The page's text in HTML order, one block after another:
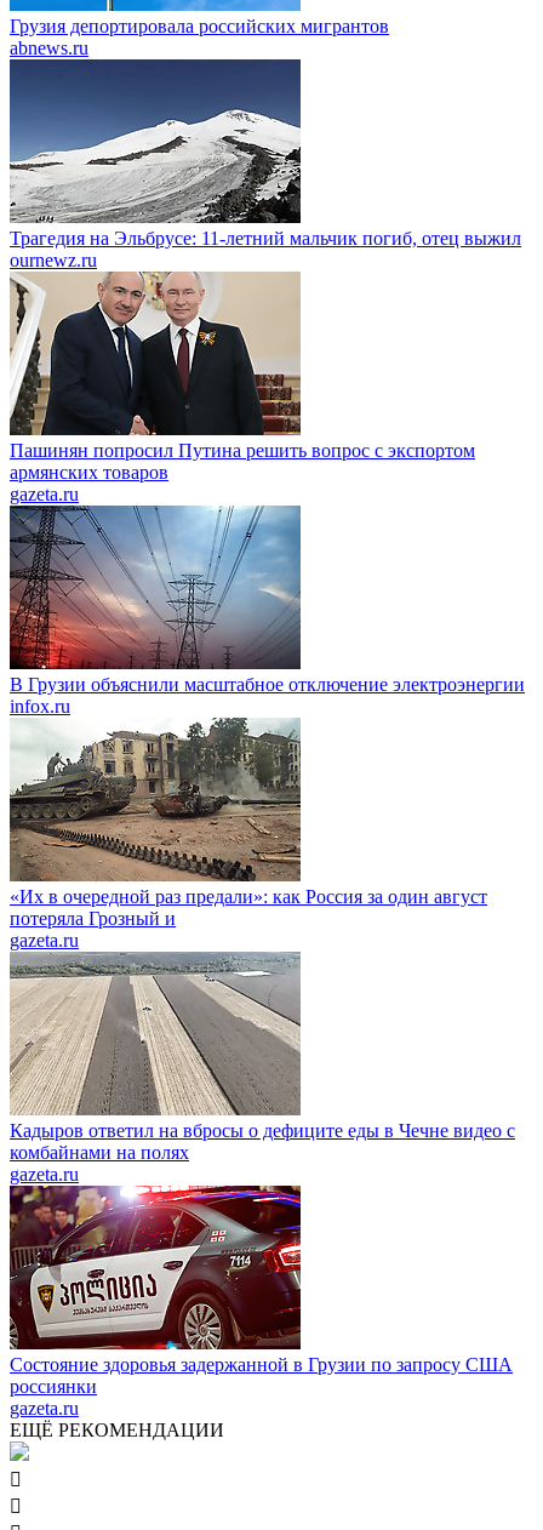
Грузия депортировала российских мигрантов
abnews.ru
Трагедия на Эльбрусе: 11-летний мальчик погиб, отец выжил
ournewz.ru
Пашинян попросил Путина решить вопрос с экспортом
армянских товаров
gazeta.ru
В Грузии объяснили масштабное отключение электроэнергии
infox.ru
«Их в очередной раз предали»: как Россия за один август
потеряла Грозный и
gazeta.ru
Кадыров ответил на вбросы о дефиците еды в Чечне видео с
комбайнами на полях
gazeta.ru
Состояние здоровья задержанной в Грузии по запросу США
россиянки
gazeta.ru
ЕЩЁ РЕКОМЕНДАЦИИ

